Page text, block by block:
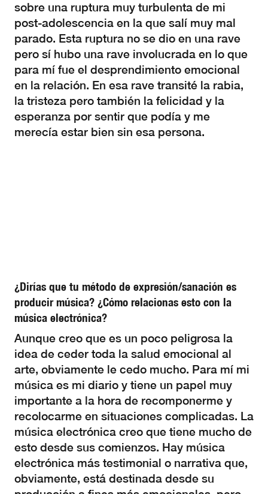
sobre una ruptura muy turbulenta de mi
post-adolescencia en la que salí muy mal
parado. Esta ruptura no se dio en una rave
pero sí hubo una rave involucrada en lo que
para mí fue el desprendimiento emocional
en la relación. En esa rave transité la rabia,
la tristeza pero también la felicidad y la
esperanza por sentir que podía y me
merecía estar bien sin esa persona.
¿Dirías que tu método de expresión/sanación es
producir música? ¿Cómo relacionas esto con la
música electrónica?
Aunque creo que es un poco peligrosa la
idea de ceder toda la salud emocional al
arte, obviamente le cedo mucho. Para mí mi
música es mi diario y tiene un papel muy
importante a la hora de recomponerme y
recolocarme en situaciones complicadas. La
música electrónica creo que tiene mucho de
esto desde sus comienzos. Hay música
electrónica más testimonial o narrativa que,
obviamente, está destinada desde su